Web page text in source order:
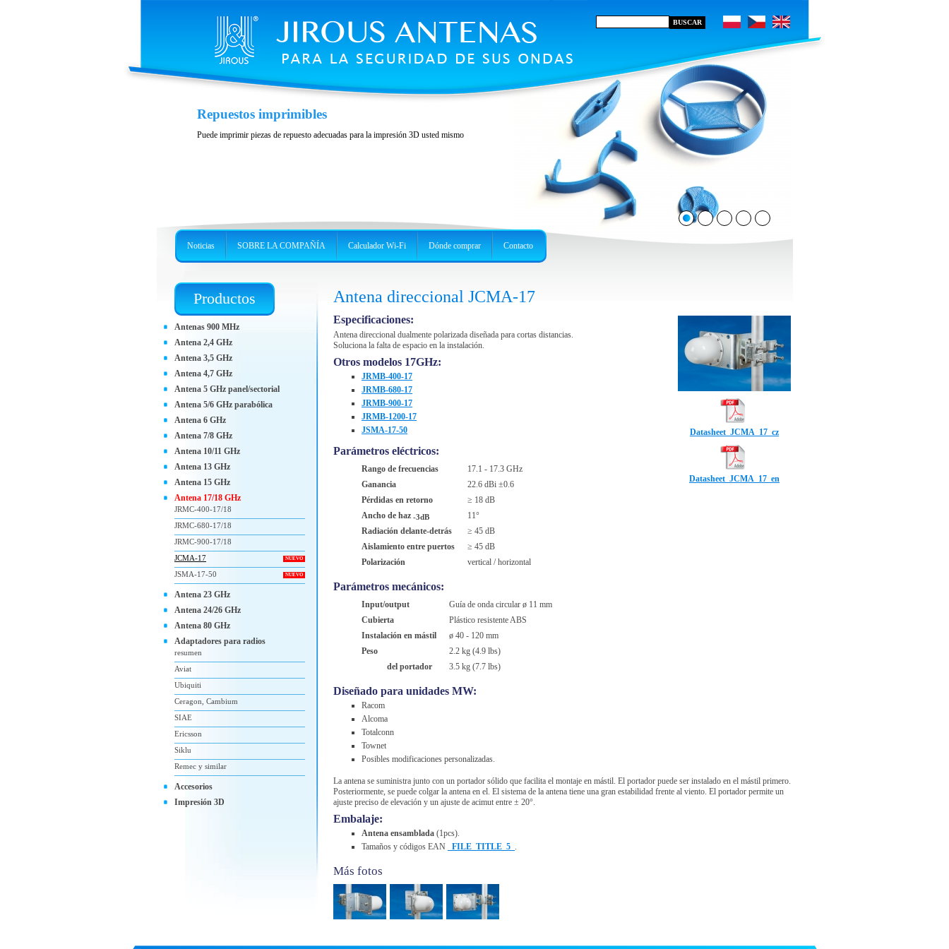
Repuestos imprimibles
Puede imprimir piezas de repuesto adecuadas para la impresión 3D usted mismo
Antena direccional JCMA-17
Datasheet_JCMA_17_cz
Datasheet_JCMA_17_en
Especificaciones:
Antena direccional dualmente polarizada diseñada para cortas distancias.
Soluciona la falta de espacio en la instalación.
Otros modelos 17GHz:
JRMB-400-17
JRMB-680-17
JRMB-900-17
JRMB-1200-17
JSMA-17-50
Parámetros eléctricos:
Rango de frecuencias
17.1 - 17.3 GHz
Ganancia
22.6 dBi ±0.6
Pérdidas en retorno
≥ 18 dB
Ancho de haz -3dB
11°
Radiación delante-detrás
≥ 45 dB
Aislamiento entre puertos
≥ 45 dB
Polarización
vertical / horizontal
Parámetros mecánicos:
Input/output
Guía de onda circular ø 11 mm
Cubierta
Plástico resistente ABS
Instalación en mástil
ø 40 - 120 mm
Peso
2.2 kg (4.9 lbs)
del portador
3.5 kg (7.7 lbs)
Diseñado para unidades MW:
Racom
Alcoma
Totalconn
Townet
Posibles modificaciones personalizadas.
La antena se suministra junto con un portador sólido que facilita el montaje en mástil. El portador puede ser instalado en el mástil primero.
Posteriormente, se puede colgar la antena en el. El sistema de la antena tiene una gran estabilidad frente al viento. El portador permite un
ajuste preciso de elevación y un ajuste de acimut entre ± 20°.
Embalaje:
Antena ensamblada (1pcs).
Tamaños y códigos EAN
_FILE_TITLE_5_ .
Más fotos
Productos
Antenas 900 MHz
Antena 2,4 GHz
Antena 3,5 GHz
Antena 4,7 GHz
Antena 5 GHz panel/sectorial
Antena 5/6 GHz parabólica
Antena 6 GHz
Antena 7/8 GHz
Antena 10/11 GHz
Antena 13 GHz
Antena 15 GHz
Antena 17/18 GHz
JRMC-400-17/18
JRMC-680-17/18
JRMC-900-17/18
NUEVO
JCMA-17
NUEVO
JSMA-17-50
Antena 23 GHz
Antena 24/26 GHz
Antena 80 GHz
Adaptadores para radios
resumen
Aviat
Ubiquiti
Ceragon, Cambium
SIAE
Ericsson
Siklu
Remec y similar
Accesorios
Impresión 3D
Noticias SOBRE LA COMPAÑÍA Calculador Wi-Fi Dónde comprar Contacto